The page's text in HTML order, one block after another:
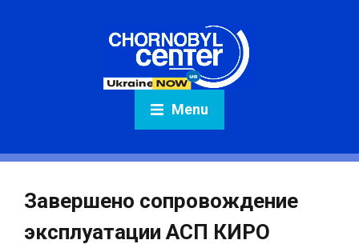
Menu
Завершено сопровождение
эксплуатации АСП КИРО